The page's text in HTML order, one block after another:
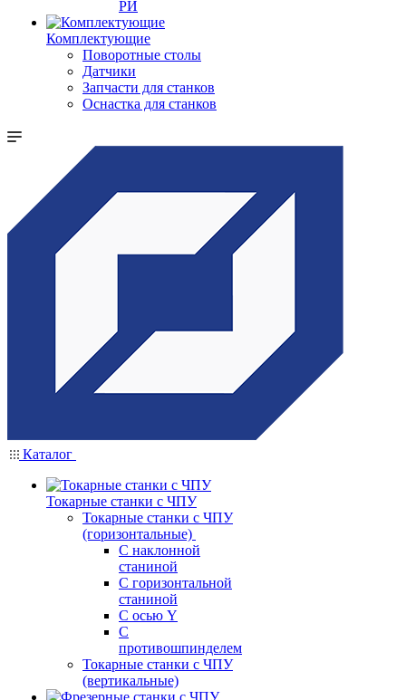
РИ
Комплектующие
Поворотные столы
Датчики
Запчасти для станков
Оснастка для станков
Каталог
Токарные станки с ЧПУ
Токарные станки с ЧПУ
(горизонтальные)
С наклонной
станиной
С горизонтальной
станиной
С осью Y
С
противошпинделем
Токарные станки с ЧПУ
(вертикальные)